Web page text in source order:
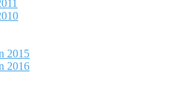
2015
2016